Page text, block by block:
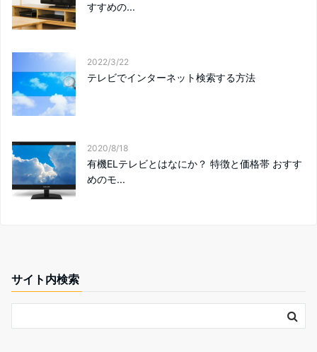
すすめの...
2022/3/22
テレビでインターネット検索する方法
2020/8/18
有機ELテレビとはなにか？ 特徴と価格帯 おすす
めのモ...
サイト内検索